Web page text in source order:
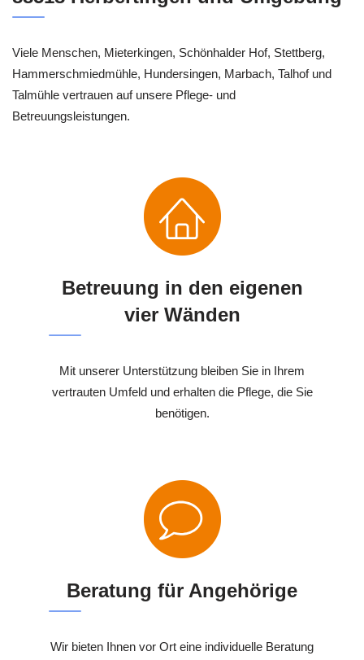
Viele Menschen, Mieterkingen, Schönhalder Hof, Stettberg,
Hammerschmiedmühle, Hundersingen, Marbach, Talhof und
Talmühle vertrauen auf unsere Pflege- und
Betreuungsleistungen.
Betreuung in den eigenen
vier Wänden
Mit unserer Unterstützung bleiben Sie in Ihrem
vertrauten Umfeld und erhalten die Pflege, die Sie
benötigen.
Beratung für Angehörige
Wir bieten Ihnen vor Ort eine individuelle Beratung